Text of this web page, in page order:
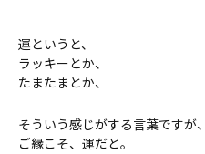
運というと、
ラッキーとか、
たまたまとか、
そういう感じがする言葉ですが
ご縁こそ、運だと。